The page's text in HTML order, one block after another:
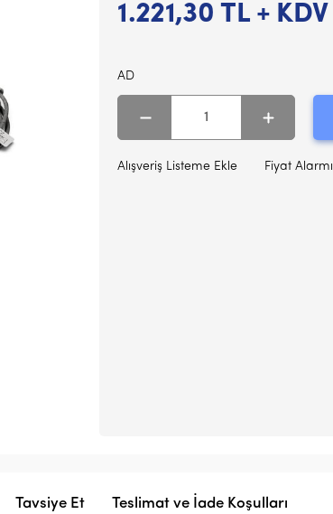
1.221,30 TL + KDV
AD
Alışveriş Listeme Ekle Fiyat Alarmı
Tavsiye Et Teslimat ve İade Koşulları